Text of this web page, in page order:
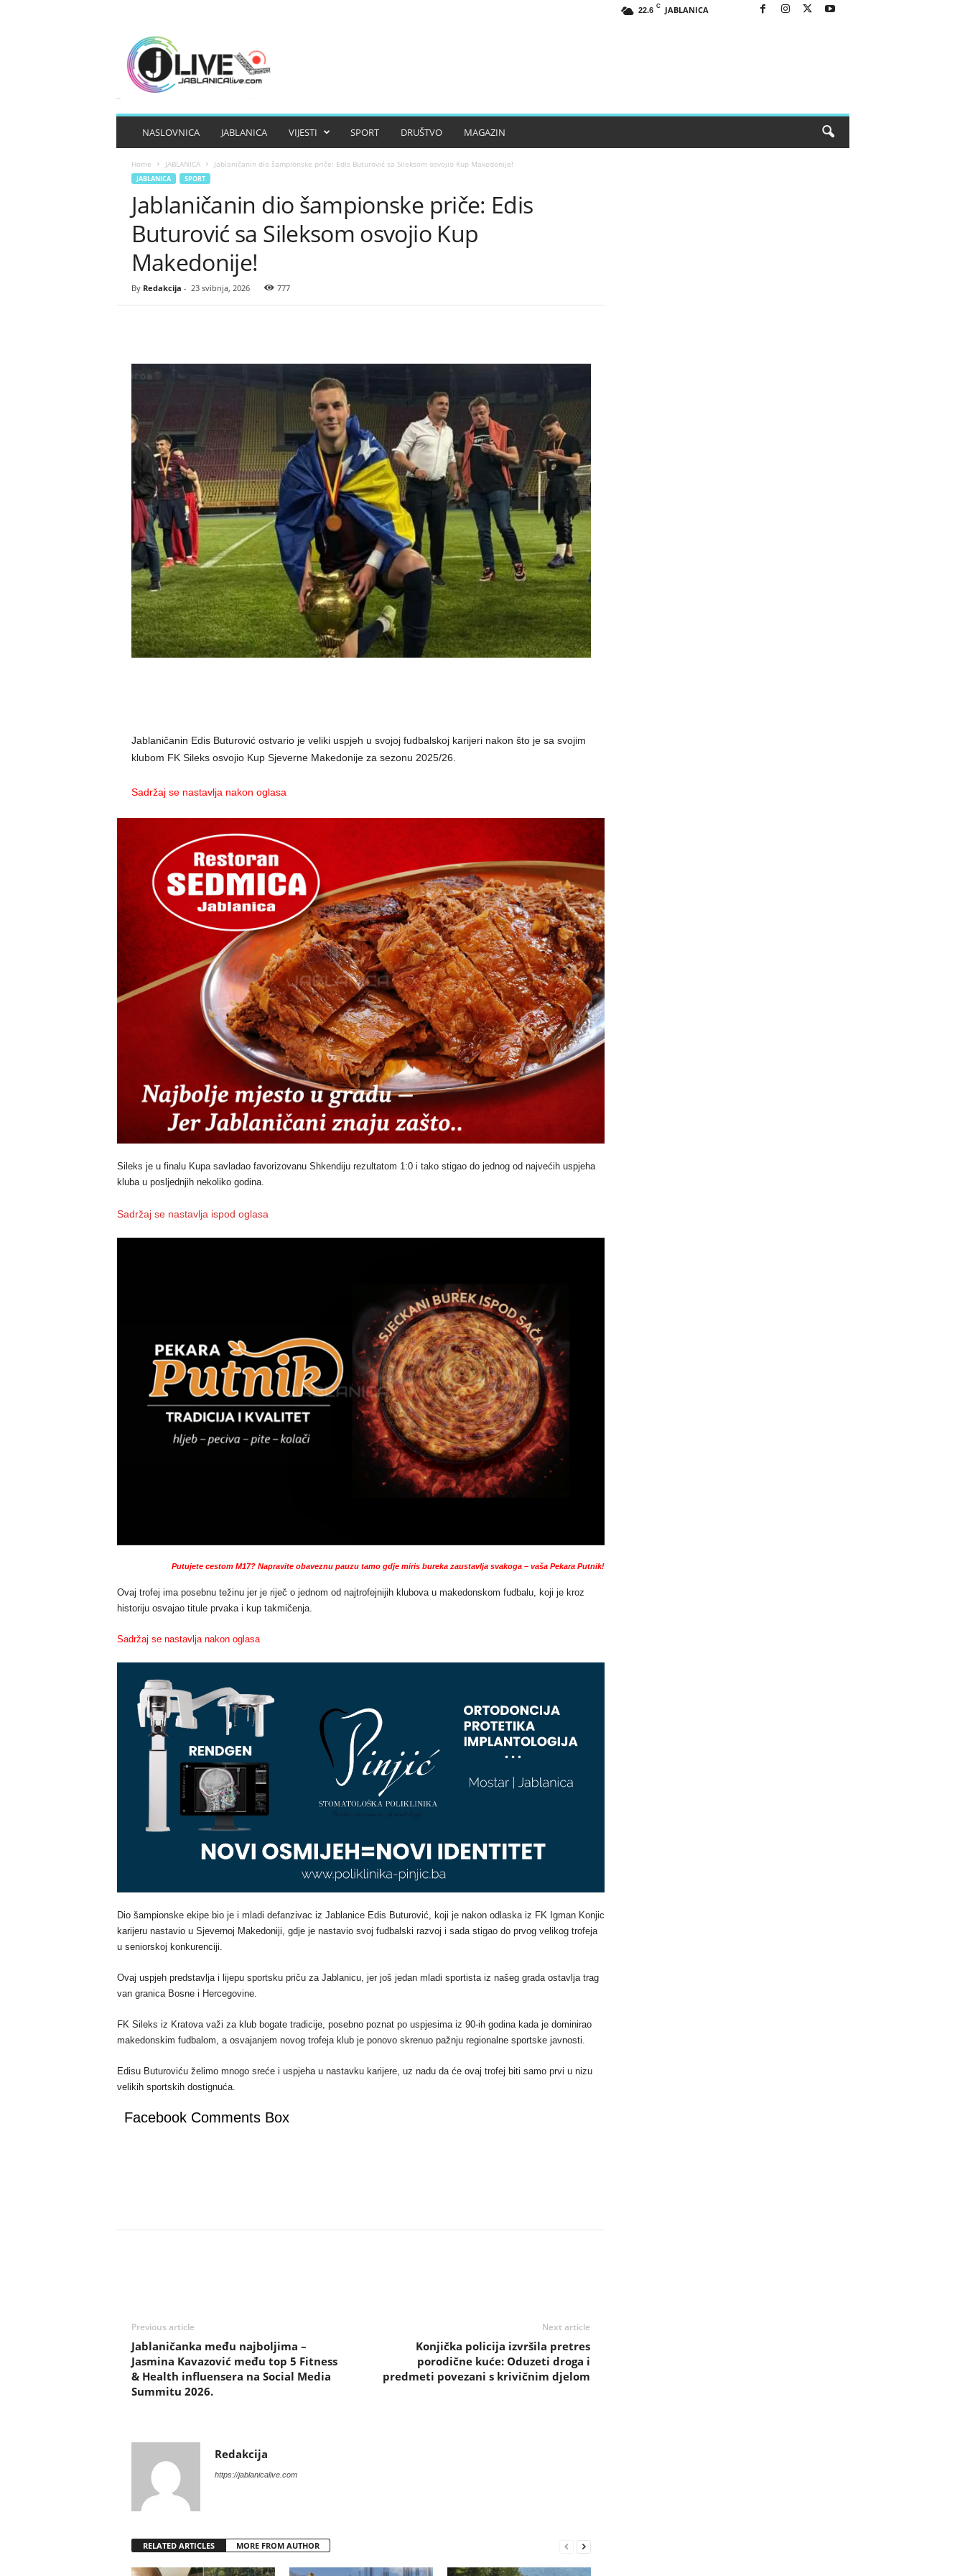
22.6 C JABLANICA
NASLOVNICA JABLANICA VIJESTI SPORT DRUŠTVO MAGAZIN
Home JABLANICA Jablaničanin dio šampionske priče: Edis Buturović sa Sileksom osvojio Kup Makedonije!
JABLANICA SPORT
Jablaničanin dio šampionske priče: Edis
Buturović sa Sileksom osvojio Kup
Makedonije!
By Redakcija - 23 svibnja, 2026 777
Jablaničanin Edis Buturović ostvario je veliki uspjeh u svojoj fudbalskoj karijeri nakon što je sa svojim
klubom FK Sileks osvojio Kup Sjeverne Makedonije za sezonu 2025/26.
Sadržaj se nastavlja nakon oglasa
Sileks je u finalu Kupa savladao favorizovanu Shkendiju rezultatom 1:0 i tako stigao do jednog od najvećih uspjeha
kluba u posljednjih nekoliko godina.
Sadržaj se nastavlja ispod oglasa
Putujete cestom M17? Napravite obaveznu pauzu tamo gdje miris bureka zaustavlja svakoga – vaša Pekara Putnik!
Ovaj trofej ima posebnu težinu jer je riječ o jednom od najtrofejnijih klubova u makedonskom fudbalu, koji je kroz
historiju osvajao titule prvaka i kup takmičenja.
Sadržaj se nastavlja nakon oglasa
Dio šampionske ekipe bio je i mladi defanzivac iz Jablanice Edis Buturović, koji je nakon odlaska iz FK Igman Konjic
karijeru nastavio u Sjevernoj Makedoniji, gdje je nastavio svoj fudbalski razvoj i sada stigao do prvog velikog trofeja
u seniorskoj konkurenciji.
Ovaj uspjeh predstavlja i lijepu sportsku priču za Jablanicu, jer još jedan mladi sportista iz našeg grada ostavlja trag
van granica Bosne i Hercegovine.
FK Sileks iz Kratova važi za klub bogate tradicije, posebno poznat po uspjesima iz 90-ih godina kada je dominirao
makedonskim fudbalom, a osvajanjem novog trofeja klub je ponovo skrenuo pažnju regionalne sportske javnosti.
Edisu Buturoviću želimo mnogo sreće i uspjeha u nastavku karijere, uz nadu da će ovaj trofej biti samo prvi u nizu
velikih sportskih dostignuća.
Facebook Comments Box
Previous article
Jablaničanka među najboljima –
Jasmina Kavazović među top 5 Fitness
& Health influensera na Social Media
Summitu 2026.
Next article
Konjička policija izvršila pretres
porodične kuće: Oduzeti droga i
predmeti povezani s krivičnim djelom
Redakcija
https://jablanicalive.com
RELATED ARTICLES MORE FROM AUTHOR